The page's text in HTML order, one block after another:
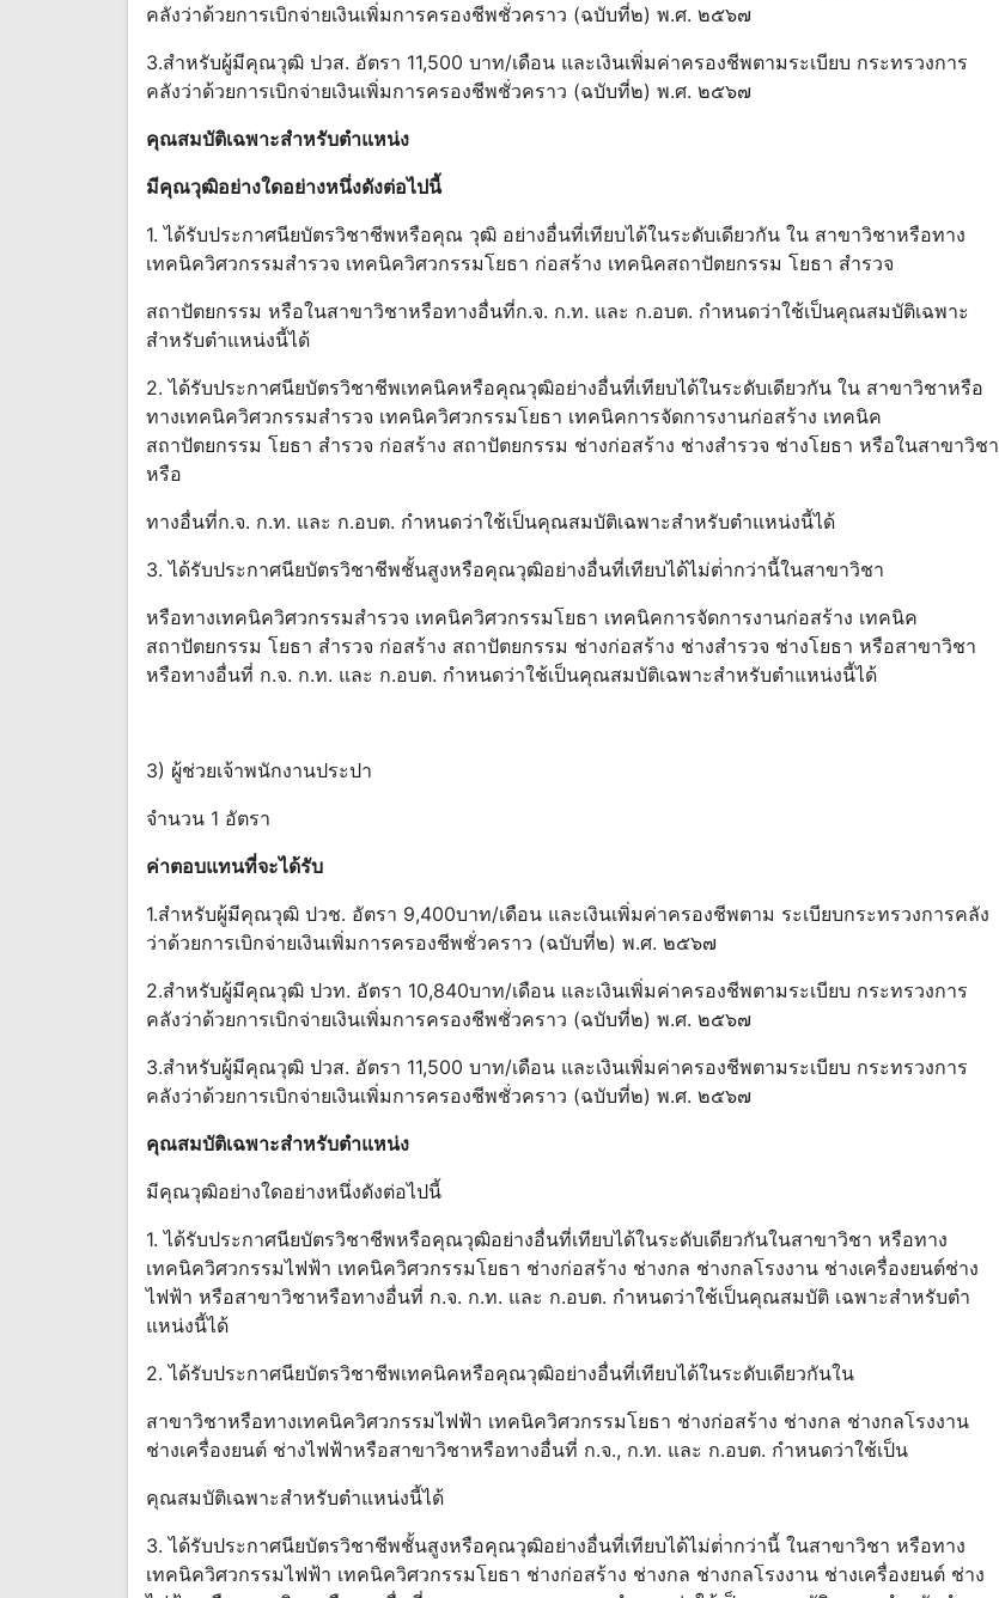
คลังว่าด้วยการเบิกจ่ายเงินเพิ่มการครองชีพชั่วคราว (ฉบับที่๒) พ.ศ. ๒๕๖๗
3.สําหรับผู้มีคุณวุฒิ ปวส. อัตรา 11,500 บาท/เดือน และเงินเพิ่มค่าครองชีพตามระเบียบ กระทรวงการ
คลังว่าด้วยการเบิกจ่ายเงินเพิ่มการครองชีพชั่วคราว (ฉบับที่๒) พ.ศ. ๒๕๖๗
คุณสมบัติเฉพาะสําหรับตําแหน่ง
มีคุณวุฒิอย่างใดอย่างหนึ่งดังต่อไปนี้
1. ได้รับประกาศนียบัตรวิชาชีพหรือคุณ วุฒิ อย่างอื่นที่เทียบได้ในระดับเดียวกัน ใน สาขาวิชาหรือทาง
เทคนิควิศวกรรมสํารวจ เทคนิควิศวกรรมโยธา ก่อสร้าง เทคนิคสถาปัตยกรรม โยธา สํารวจ
สถาปัตยกรรม หรือในสาขาวิชาหรือทางอื่นที่ก.จ. ก.ท. และ ก.อบต. กําหนดว่าใช้เป็นคุณสมบัติเฉพาะ
สําหรับตําแหน่งนี้ได้
2. ได้รับประกาศนียบัตรวิชาชีพเทคนิคหรือคุณวุฒิอย่างอื่นที่เทียบได้ในระดับเดียวกัน ใน สาขาวิชาหรือ
ทางเทคนิควิศวกรรมสํารวจ เทคนิควิศวกรรมโยธา เทคนิคการจัดการงานก่อสร้าง เทคนิค
สถาปัตยกรรม โยธา สํารวจ ก่อสร้าง สถาปัตยกรรม ช่างก่อสร้าง ช่างสํารวจ ช่างโยธา หรือในสาขาวิชา
หรือ
ทางอื่นที่ก.จ. ก.ท. และ ก.อบต. กําหนดว่าใช้เป็นคุณสมบัติเฉพาะสําหรับตําแหน่งนี้ได้
3. ได้รับประกาศนียบัตรวิชาชีพชั้นสูงหรือคุณวุฒิอย่างอื่นที่เทียบได้ไม่ต่ํากว่านี้ในสาขาวิชา
หรือทางเทคนิควิศวกรรมสํารวจ เทคนิควิศวกรรมโยธา เทคนิคการจัดการงานก่อสร้าง เทคนิค
สถาปัตยกรรม โยธา สํารวจ ก่อสร้าง สถาปัตยกรรม ช่างก่อสร้าง ช่างสํารวจ ช่างโยธา หรือสาขาวิชา
หรือทางอื่นที่ ก.จ. ก.ท. และ ก.อบต. กําหนดว่าใช้เป็นคุณสมบัติเฉพาะสําหรับตําแหน่งนี้ได้
3) ผู้ช่วยเจ้าพนักงานประปา
จำนวน 1 อัตรา
ค่าตอบแทนที่จะได้รับ
1.สําหรับผู้มีคุณวุฒิ ปวช. อัตรา 9,400บาท/เดือน และเงินเพิ่มค่าครองชีพตาม ระเบียบกระทรวงการคลัง
ว่าด้วยการเบิกจ่ายเงินเพิ่มการครองชีพชั่วคราว (ฉบับที่๒) พ.ศ. ๒๕๖๗
2.สําหรับผู้มีคุณวุฒิ ปวท. อัตรา 10,840บาท/เดือน และเงินเพิ่มค่าครองชีพตามระเบียบ กระทรวงการ
คลังว่าด้วยการเบิกจ่ายเงินเพิ่มการครองชีพชั่วคราว (ฉบับที่๒) พ.ศ. ๒๕๖๗
3.สําหรับผู้มีคุณวุฒิ ปวส. อัตรา 11,500 บาท/เดือน และเงินเพิ่มค่าครองชีพตามระเบียบ กระทรวงการ
คลังว่าด้วยการเบิกจ่ายเงินเพิ่มการครองชีพชั่วคราว (ฉบับที่๒) พ.ศ. ๒๕๖๗
คุณสมบัติเฉพาะสําหรับตําแหน่ง
มีคุณวุฒิอย่างใดอย่างหนึ่งดังต่อไปนี้
1. ได้รับประกาศนียบัตรวิชาชีพหรือคุณวุฒิอย่างอื่นที่เทียบได้ในระดับเดียวกันในสาขาวิชา หรือทาง
เทคนิควิศวกรรมไฟฟ้า เทคนิควิศวกรรมโยธา ช่างก่อสร้าง ช่างกล ช่างกลโรงงาน ช่างเครื่องยนต์ช่าง
ไฟฟ้า หรือสาขาวิชาหรือทางอื่นที่ ก.จ. ก.ท. และ ก.อบต. กําหนดว่าใช้เป็นคุณสมบัติ เฉพาะสําหรับตํา
แหน่งนี้ได้
2. ได้รับประกาศนียบัตรวิชาชีพเทคนิคหรือคุณวุฒิอย่างอื่นที่เทียบได้ในระดับเดียวกันใน
สาขาวิชาหรือทางเทคนิควิศวกรรมไฟฟ้า เทคนิควิศวกรรมโยธา ช่างก่อสร้าง ช่างกล ช่างกลโรงงาน
ช่างเครื่องยนต์ ช่างไฟฟ้าหรือสาขาวิชาหรือทางอื่นที่ ก.จ., ก.ท. และ ก.อบต. กําหนดว่าใช้เป็น
คุณสมบัติเฉพาะสําหรับตําแหน่งนี้ได้
3. ได้รับประกาศนียบัตรวิชาชีพชั้นสูงหรือคุณวุฒิอย่างอื่นที่เทียบได้ไม่ต่ํากว่านี้ ในสาขาวิชา หรือทาง
เทคนิควิศวกรรมไฟฟ้า เทคนิควิศวกรรมโยธา ช่างก่อสร้าง ช่างกล ช่างกลโรงงาน ช่างเครื่องยนต์ ช่าง